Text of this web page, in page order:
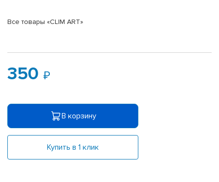
Все товары «CLIM ART»
350
В корзину
Купить в 1 клик